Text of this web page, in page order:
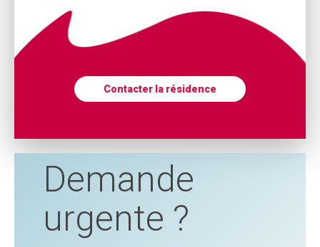
Contacter la résidence
Demande
urgente ?